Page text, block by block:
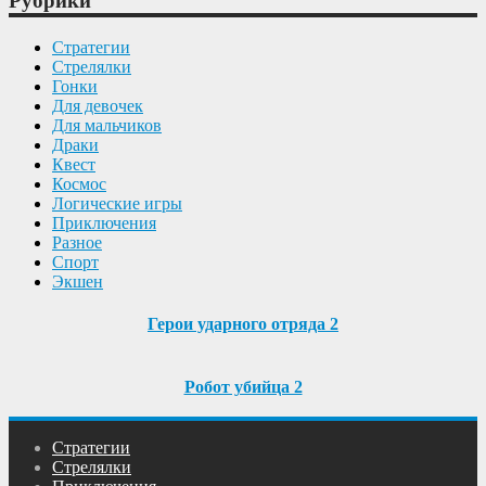
Cтратегии
Cтрелялки
Гонки
Для девочек
Для мальчиков
Драки
Квест
Космос
Логические игры
Приключения
Разное
Спорт
Экшен
Герои ударного отряда 2
Робот убийца 2
Cтратегии
Cтрелялки